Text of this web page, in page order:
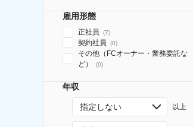
雇用形態
正社員 (7)
契約社員 (0)
その他（FCオーナー・業務委託な
ど）
(0)
年収
指定しない 以上